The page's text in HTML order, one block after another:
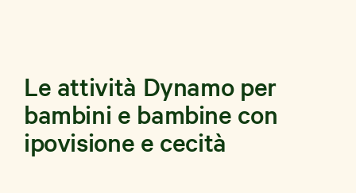
Le attività Dynamo per
bambini e bambine con
ipovisione e cecità